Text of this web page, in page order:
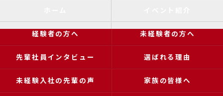
経験者の方へ 未経験者の方へ
先輩社員インタビュー 選ばれる理由
未経験入社の先輩の声 家族の皆様へ